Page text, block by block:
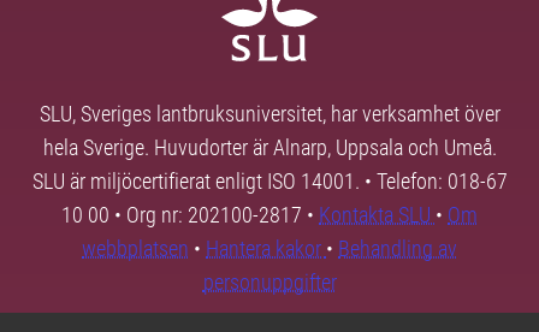
SLU, Sveriges lantbruksuniversitet, har verksamhet över
hela Sverige. Huvudorter är Alnarp, Uppsala och Umeå.
SLU är miljöcertifierat enligt ISO 14001. • Telefon: 018-67
10 00 • Org nr: 202100-2817 • Kontakta SLU • Om
webbplatsen • Hantera kakor • Behandling av
personuppgifter